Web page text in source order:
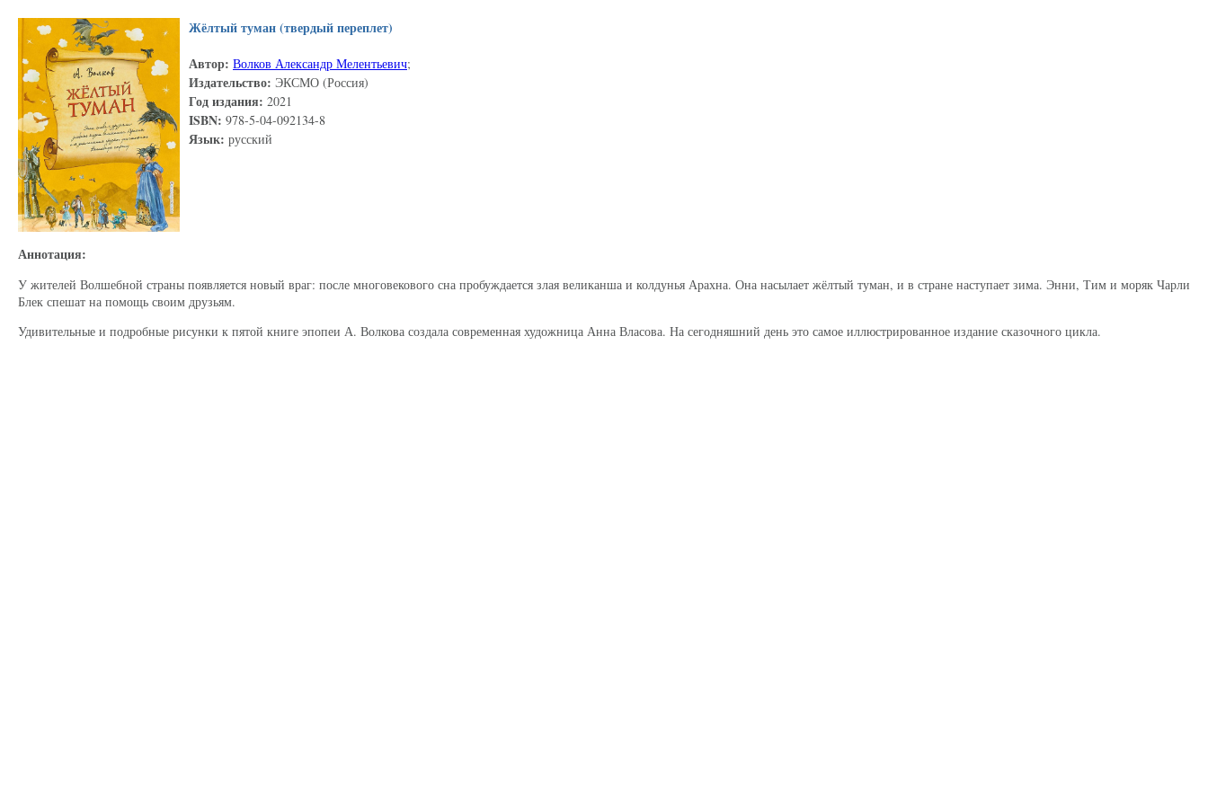
Жёлтый туман (твердый переплет)
Автор: Волков Александр Мелентьевич;
Издательство: ЭКСМО (Россия)
Год издания: 2021
ISBN: 978-5-04-092134-8
Язык: русский
Аннотация:
У жителей Волшебной страны появляется новый враг: после многовекового сна пробуждается злая великанша и колдунья Арахна. Она насылает жёлтый туман, и в стране наступает зима. Энни, Тим и моряк Чарли
Блек спешат на помощь своим друзьям.
Удивительные и подробные рисунки к пятой книге эпопеи А. Волкова создала современная художница Анна Власова. На сегодняшний день это самое иллюстрированное издание сказочного цикла.